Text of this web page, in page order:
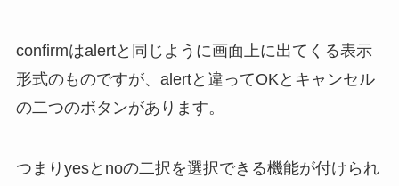
confirmはalertと同じように画面上に出てくる表示
形式のものですが、alertと違ってOKとキャンセル
の二つのボタンがあります。
つまりyesとnoの二択を選択できる機能が付けられ